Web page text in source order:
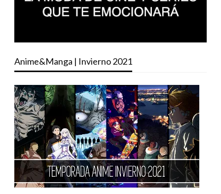
Anime&Manga | Invierno 2021